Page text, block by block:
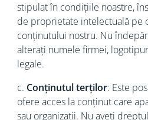
stipulat în condițiile noastre,
de proprietate intelectuală pe
conținutului nostru. Nu
alterați numele firmei,
legale.
c. Conținutul terților: Este
ofere acces la conținut care
sau organizații. Nu aveți